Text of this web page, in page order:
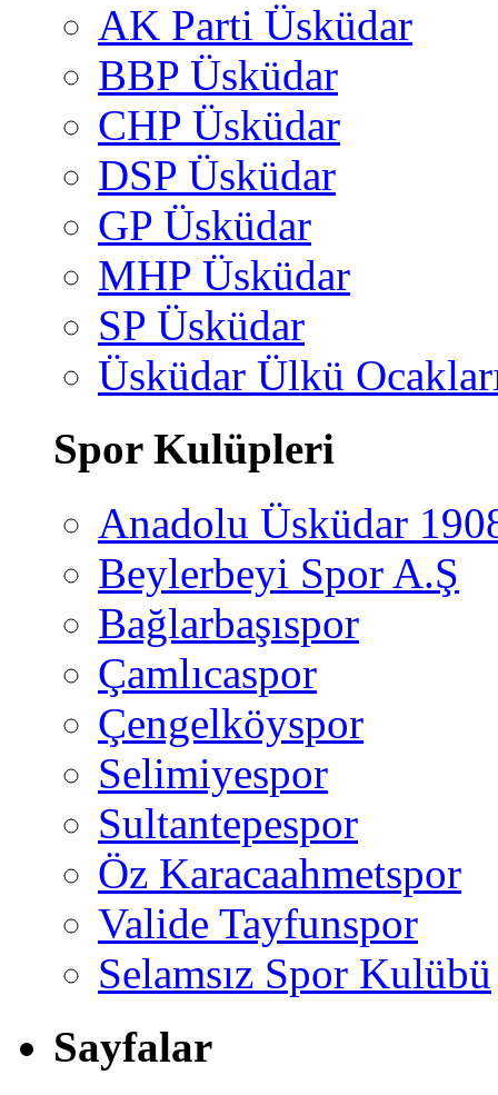
AK Parti Üsküdar
BBP Üsküdar
CHP Üsküdar
DSP Üsküdar
GP Üsküdar
MHP Üsküdar
SP Üsküdar
Üsküdar Ülkü
Spor Kulüpleri
Anadolu Üsküdar
Beylerbeyi Spor A.Ş
Bağlarbaşıspor
Çamlıcaspor
Çengelköyspor
Selimiyespor
Sultantepespor
Öz Karacaahmetspor
Valide Tayfunspor
Selamsız Spor Kulübü
Sayfalar